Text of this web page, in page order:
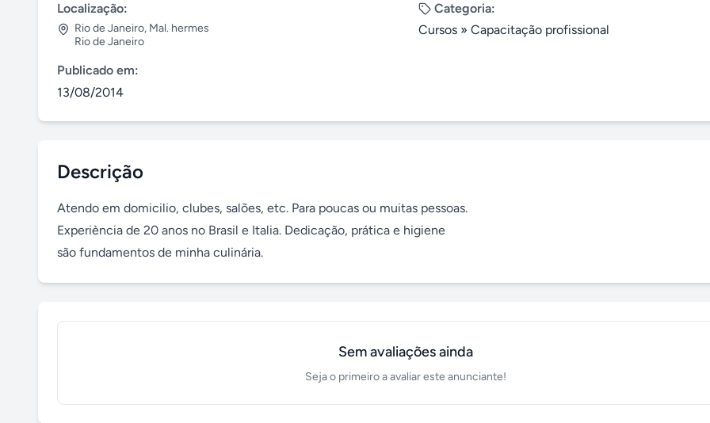
Localização:
Rio de Janeiro, Mal. hermes
Rio de Janeiro
Categoria:
Cursos » Capacitação profissional
Publicado em:
13/08/2014
Descrição
Atendo em domicilio, clubes, salões, etc. Para poucas ou muitas pessoas.
Experiència de 20 anos no Brasil e Italia. Dedicação, prática e higiene
são fundamentos de minha culinária.
Sem avaliações ainda
Seja o primeiro a avaliar este anunciante!